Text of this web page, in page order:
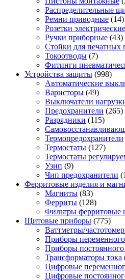
Распределительные
Ремни приводные (14)
Розетки электрические
Ручки приборные (43)
Стойки для печатных
Токоотводы (7)
Фитинги
Устройства защиты (998)
Автоматические
Варисторы (49)
Выключатели
Предохранители (265)
Разрядники (115)
Термопредохранители
Термостаты (127)
Термостаты
Узип (9)
Чип предохранители
Ферритовые изделия и
Магниты (83)
Ферриты (128)
Фильтры ферритовые
Щитовые приборы (775)
Ваттметры/
Приборы переменного
Приборы постоянного
Трансформаторы тока
Цифровые
Цифровые